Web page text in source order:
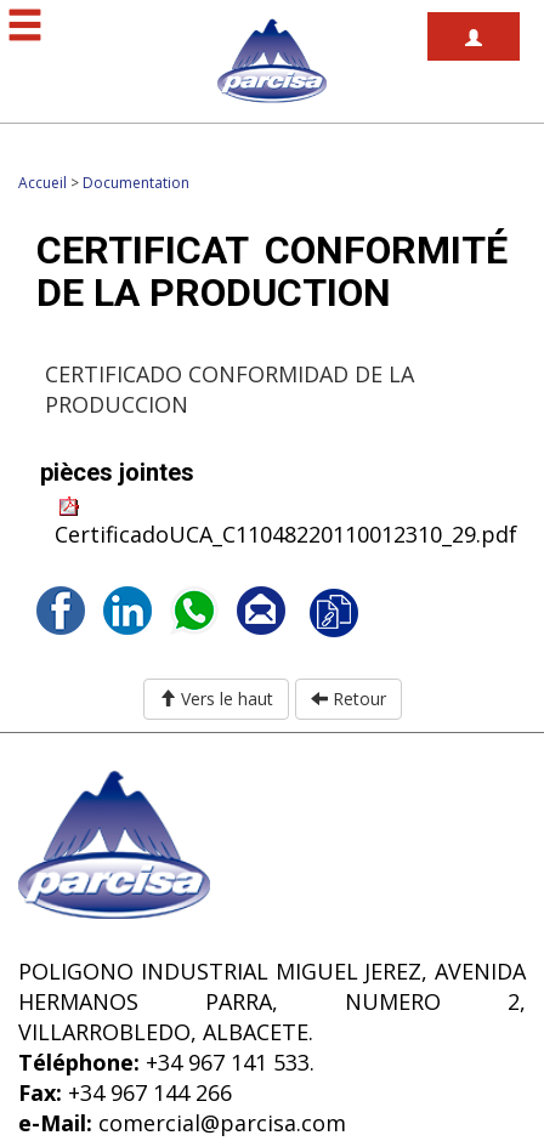
Accueil > Documentation
CERTIFICAT CONFORMITÉ
DE LA PRODUCTION
CERTIFICADO CONFORMIDAD DE LA
PRODUCCION
pièces jointes
CertificadoUCA_C11048220110012310_29.pdf
Vers le haut Retour
POLIGONO INDUSTRIAL MIGUEL JEREZ, AVENIDA
HERMANOS PARRA, NUMERO 2,
VILLARROBLEDO, ALBACETE.
Téléphone: +34 967 141 533.
Fax: +34 967 144 266
e-Mail: comercial@parcisa.com